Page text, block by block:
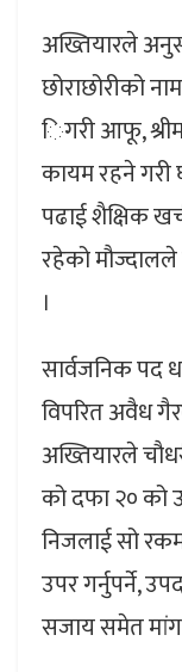
अख्तियारले
छोराछोरीको
िगरी आफू,
कायम रहने गरी
पढाई शैक्षिक
रहेको
।
सार्वजनिक पद
विपरित अवैध
अख्तियारले
को दफा २० को
निजलाई सो
उपर गर्नुपर्ने,
सजाय समेत मांग